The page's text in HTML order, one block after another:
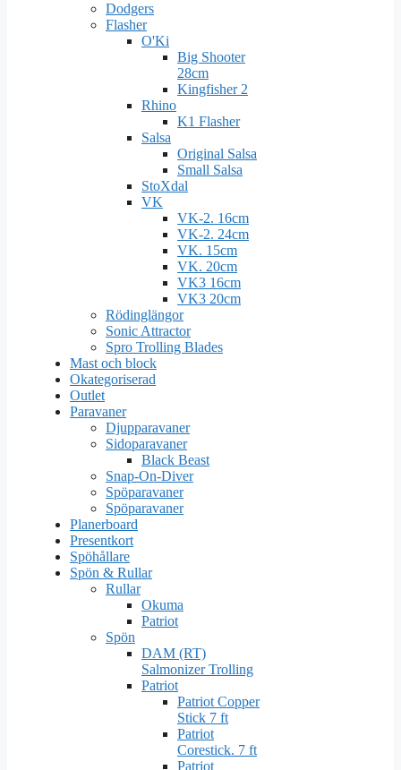
Dodgers
Flasher
O'Ki
Big Shooter
28cm
Kingfisher 2
Rhino
K1 Flasher
Salsa
Original Salsa
Small Salsa
StoXdal
VK
VK-2. 16cm
VK-2. 24cm
VK. 15cm
VK. 20cm
VK3 16cm
VK3 20cm
Rödinglängor
Sonic Attractor
Spro Trolling Blades
Mast och block
Okategoriserad
Outlet
Paravaner
Djupparavaner
Sidoparavaner
Black Beast
Snap-On-Diver
Spöparavaner
Spöparavaner
Planerboard
Presentkort
Spöhållare
Spön & Rullar
Rullar
Okuma
Patriot
Spön
DAM (RT)
Salmonizer Trolling
Patriot
Patriot Copper
Stick 7 ft
Patriot
Corestick. 7 ft
Patriot